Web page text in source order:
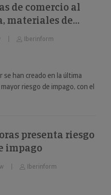
de comercio al
materiales de
sanitarios están
de impago
Iberinform
se han creado en la última
riesgo de impago, con el
presenta riesgo
impago
Iberinform